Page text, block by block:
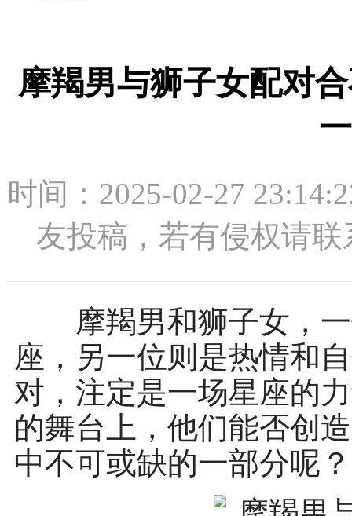
摩羯男与狮子女配对
时间：2025-02-27
友投稿，若有侵权请联
摩羯男和狮子女，一
座，另一位则是热情和
对，注定是一场星座的
的舞台上，他们能否创
中不可或缺的一部分呢？